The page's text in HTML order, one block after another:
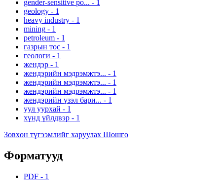
gender-sensitive po... - 1
geology - 1
heavy industry - 1
mining - 1
petroleum - 1
газрын тос - 1
геологи - 1
жендэр - 1
жендэрийн мэдрэмжтэ... - 1
жендэрийн мэдрэмжтэ... - 1
жендэрийн мэдрэмжтэ... - 1
жендэрийн үзэл бари... - 1
уул уурхай - 1
хүнд үйлдвэр - 1
Зөвхөн түгээмлийг харуулах Шошго
Форматууд
PDF - 1